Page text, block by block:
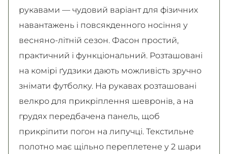
рукавами — чудовий варіант для фізичних
навантажень і повсякденного носіння у
весняно-літній сезон. Фасон простий,
практичний і функціональний. Розташовані
на комірі ґудзики дають можливість зручно
знімати футболку. На рукавах розташовані
велкро для прикріплення шевронів, а на
грудях передбачена панель, щоб
прикріпити погон на липучці. Текстильне
полотно має щільно переплетене у 2 шари